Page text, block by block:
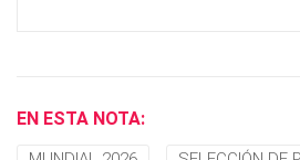
EN ESTA NOTA: